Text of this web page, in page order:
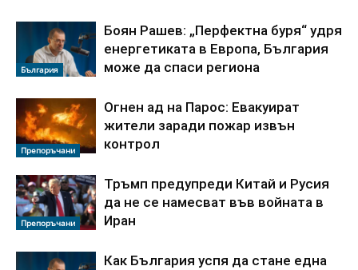
България
Боян Рашев: „Перфектна буря“ удря
енергетиката в Европа, България
може да спаси региона
Препоръчани
Огнен ад на Парос: Евакуират
жители заради пожар извън
контрол
Препоръчани
Тръмп предупреди Китай и Русия
да не се намесват във войната в
Иран
Как България успя да стане една